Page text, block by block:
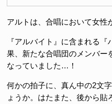
アルトは、合唱において女性
『アルバイト』に含まれる
果、新たな合唱団のメンバー
なっていました…！
何かの拍子に、真ん中の2文
ょうか。はたまた、後から貼